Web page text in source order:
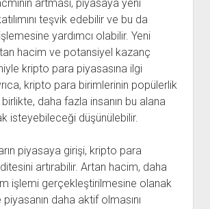
artması, piyasaya yeni
teşvik edebilir ve bu da
yardımcı olabilir. Yeni
hacim ve potansiyel kazanç
kripto para piyasasına ilgi
kripto para birimlerinin popülerlik
daha fazla insanın bu alana
isteyebileceği düşünülebilir.
piyasaya girişi, kripto para
artırabilir. Artan hacim, daha
işlemi gerçekleştirilmesine olanak
daha aktif olmasını